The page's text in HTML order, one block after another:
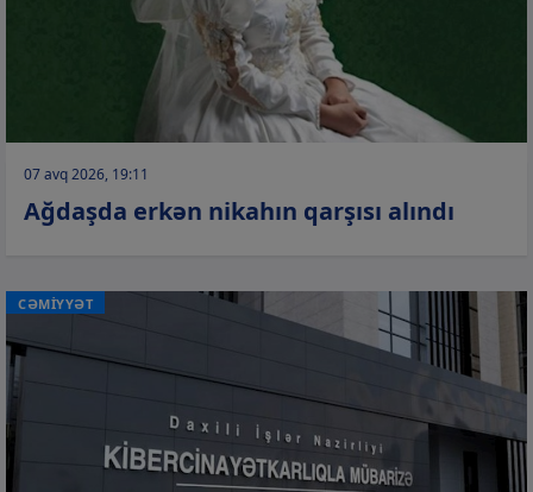
07 avq 2026, 19:11
Ağdaşda erkən nikahın qarşısı alındı
CƏMİYYƏT